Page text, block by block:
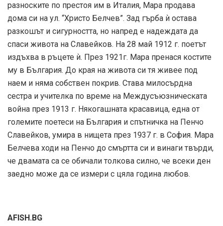
разноските по престоя им в Италия, Мара продава
дома си на ул. “Христо Белчев”. Зад гърба ѝ остава
разкошът и сигурността, но напред е надеждата да
спаси живота на Славейков. На 28 май 1912 г. поетът
издъхва в ръцете ѝ. През 1921г. Мара пренася костите
му в България. До края на живота си тя живее под
наем и няма собствен покрив. Става милосърдна
сестра и учителка по време на Междусъюзническата
война през 1913 г. Някогашната красавица, една от
големите поетеси на България и спътничка на Пенчо
Славейков, умира в нищета през 1937 г. в София. Мара
Белчева ходи на Пенчо до смъртта си и винаги твърди,
че двамата са се обичали толкова силно, че всеки ден
заедно може да се измери с цяла година любов.
AFISH.BG